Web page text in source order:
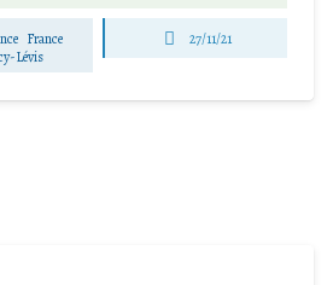
France
Lévis
27/11/21